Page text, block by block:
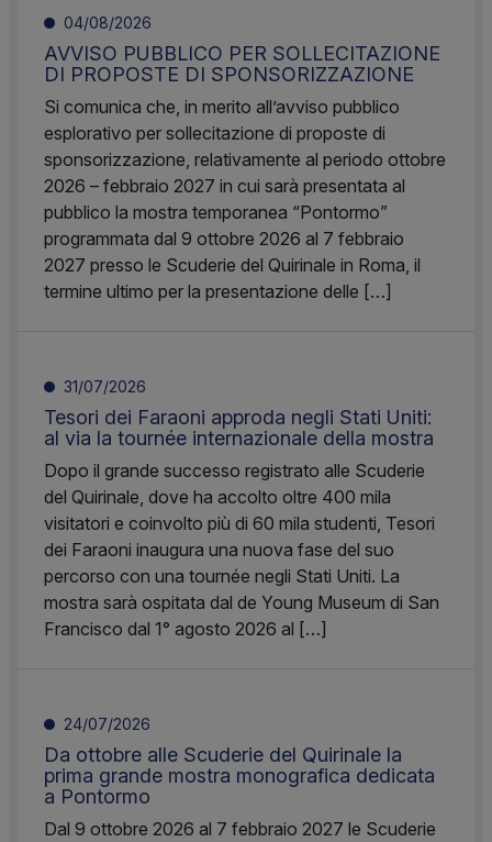
04/08/2026
AVVISO PUBBLICO PER SOLLECITAZIONE
DI PROPOSTE DI SPONSORIZZAZIONE
Si comunica che, in merito all’avviso pubblico
esplorativo per sollecitazione di proposte di
sponsorizzazione, relativamente al periodo ottobre
2026 – febbraio 2027 in cui sarà presentata al
pubblico la mostra temporanea “Pontormo”
programmata dal 9 ottobre 2026 al 7 febbraio
2027 presso le Scuderie del Quirinale in Roma, il
termine ultimo per la presentazione delle […]
31/07/2026
Tesori dei Faraoni approda negli Stati Uniti:
al via la tournée internazionale della mostra
Dopo il grande successo registrato alle Scuderie
del Quirinale, dove ha accolto oltre 400 mila
visitatori e coinvolto più di 60 mila studenti, Tesori
dei Faraoni inaugura una nuova fase del suo
percorso con una tournée negli Stati Uniti. La
mostra sarà ospitata dal de Young Museum di San
Francisco dal 1° agosto 2026 al […]
24/07/2026
Da ottobre alle Scuderie del Quirinale la
prima grande mostra monografica dedicata
a Pontormo
Dal 9 ottobre 2026 al 7 febbraio 2027 le Scuderie